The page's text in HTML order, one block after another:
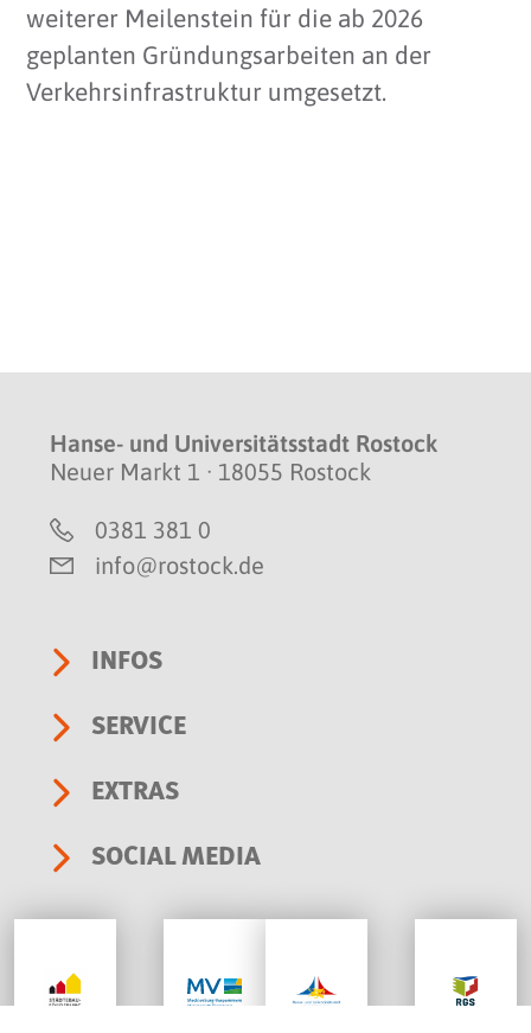
weiterer Meilenstein für die ab 2026
geplanten Gründungsarbeiten an der
Verkehrsinfrastruktur umgesetzt.
Hanse- und Universitätsstadt Rostock
Neuer Markt 1 · 18055 Rostock
0381 381 0
info@rostock.de
INFOS
SERVICE
EXTRAS
SOCIAL MEDIA